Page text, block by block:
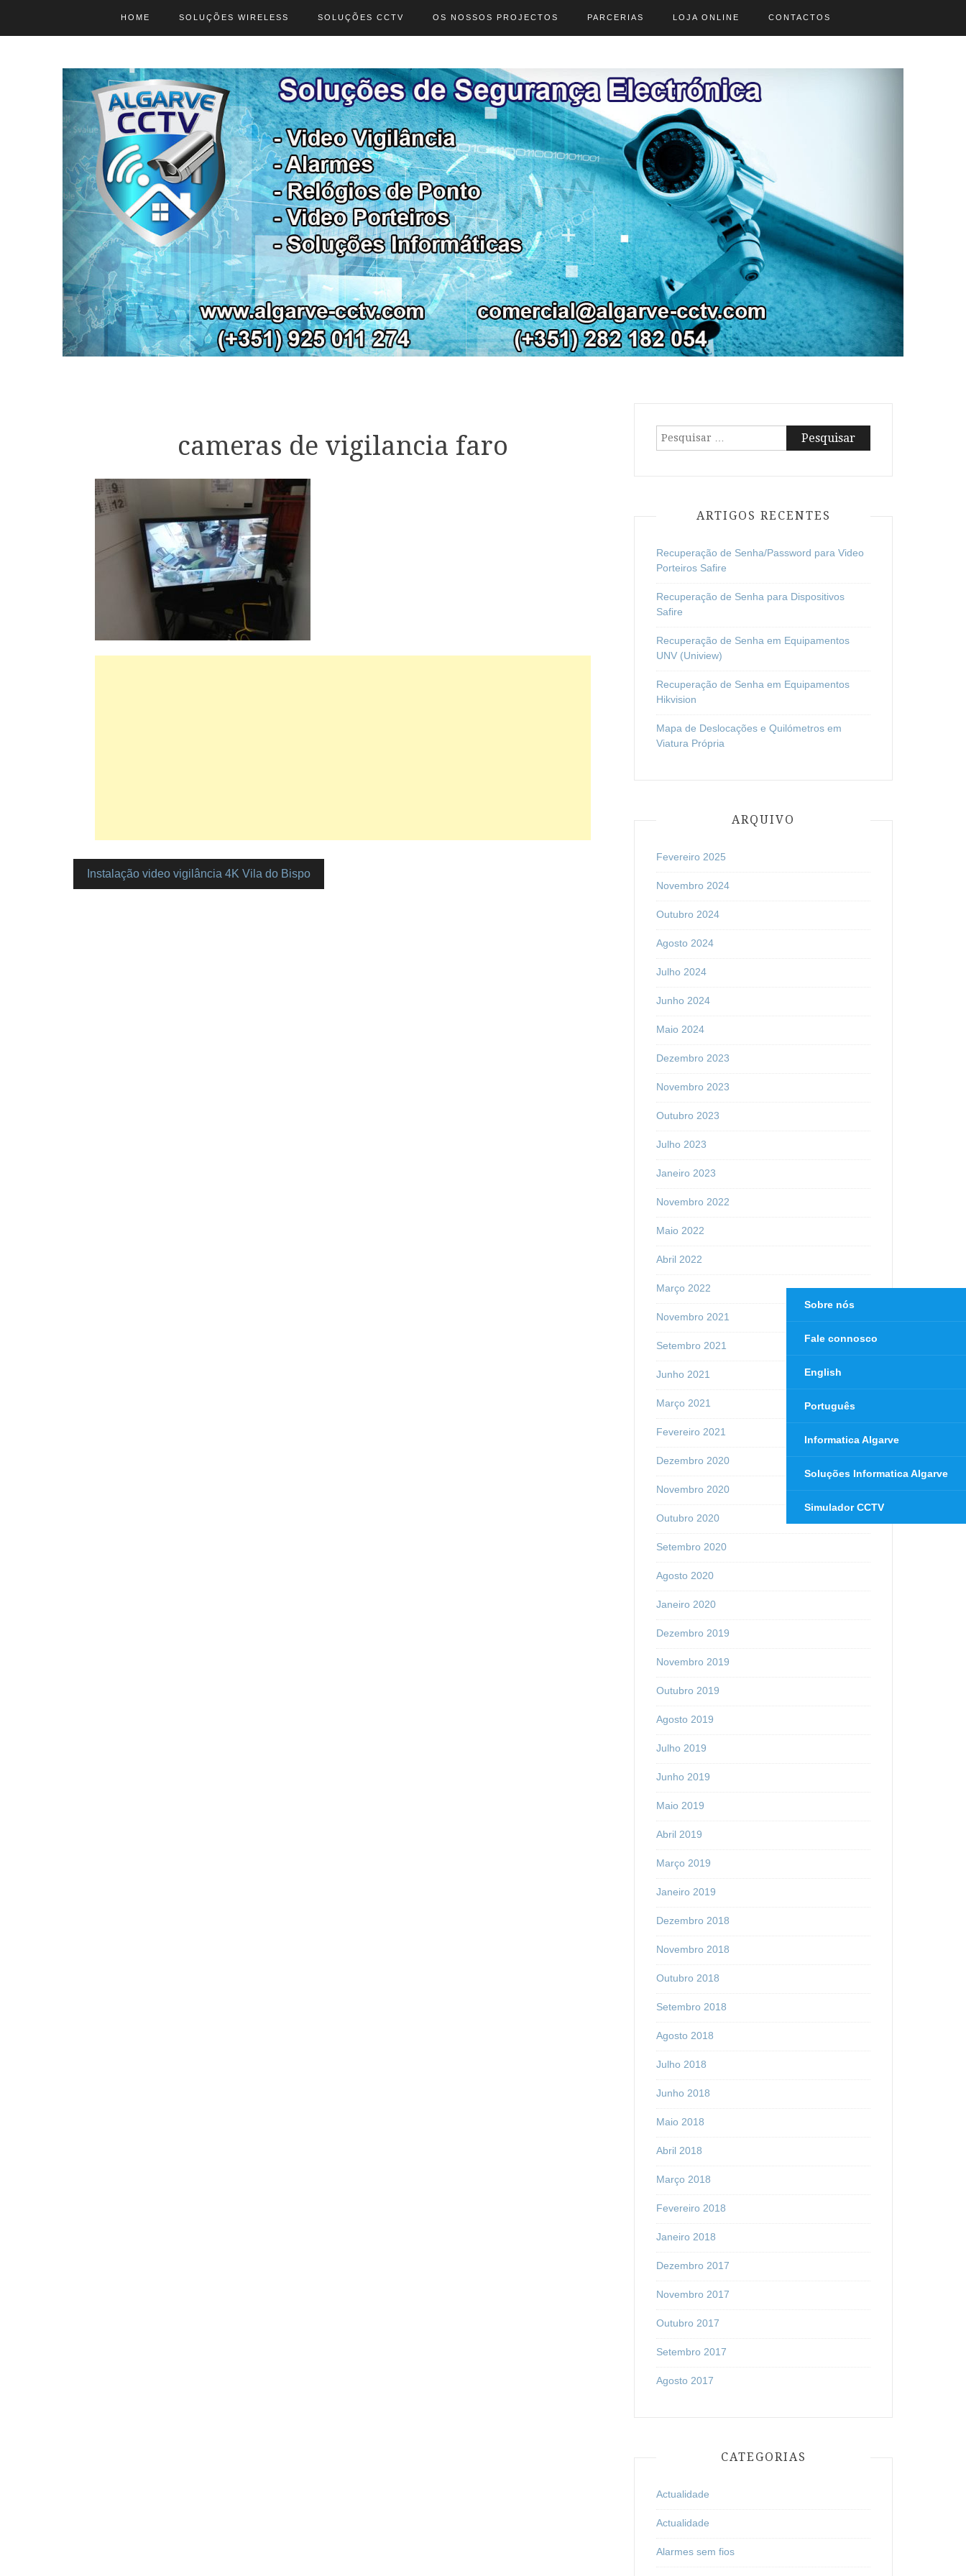
HOME SOLUÇÕES WIRELESS SOLUÇÕES CCTV OS NOSSOS PROJECTOS PARCERIAS LOJA ONLINE CONTACTOS
cameras de vigilancia faro
Navegação
Instalação video vigilância 4K Vila do Bispo
Pesquisar
por:
ARTIGOS RECENTES
Recuperação de Senha/Password para Video
Porteiros Safire
Recuperação de Senha para Dispositivos
Safire
Recuperação de Senha em Equipamentos
UNV (Uniview)
Recuperação de Senha em Equipamentos
Hikvision
Mapa de Deslocações e Quilómetros em
Viatura Própria
ARQUIVO
Fevereiro 2025
Novembro 2024
Outubro 2024
Agosto 2024
Julho 2024
Junho 2024
Maio 2024
Dezembro 2023
Novembro 2023
Outubro 2023
Julho 2023
Janeiro 2023
Novembro 2022
Maio 2022
Abril 2022
Março 2022
Novembro 2021
Setembro 2021
Junho 2021
Março 2021
Fevereiro 2021
Dezembro 2020
Novembro 2020
Outubro 2020
Setembro 2020
Agosto 2020
Janeiro 2020
Dezembro 2019
Novembro 2019
Outubro 2019
Agosto 2019
Julho 2019
Junho 2019
Maio 2019
Abril 2019
Março 2019
Janeiro 2019
Dezembro 2018
Novembro 2018
Outubro 2018
Setembro 2018
Agosto 2018
Julho 2018
Junho 2018
Maio 2018
Abril 2018
Março 2018
Fevereiro 2018
Janeiro 2018
Dezembro 2017
Novembro 2017
Outubro 2017
Setembro 2017
Agosto 2017
CATEGORIAS
Actualidade
Actualidade
Alarmes sem fios
Sobre nós
Fale connosco
English
Português
Informatica Algarve
Soluções Informatica Algarve
Simulador CCTV